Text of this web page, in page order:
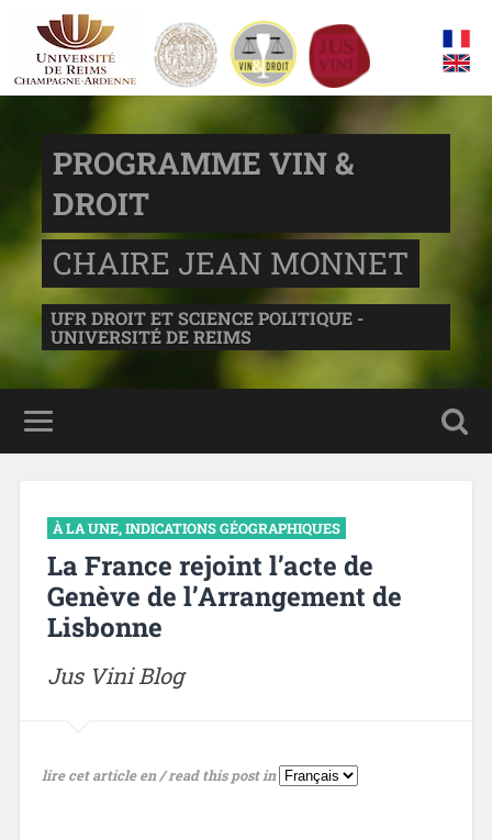
PROGRAMME VIN &
DROIT
CHAIRE JEAN MONNET
UFR DROIT ET SCIENCE POLITIQUE -
UNIVERSITÉ DE REIMS
À LA UNE,INDICATIONS GÉOGRAPHIQUES
La France rejoint l’acte de
Genève de l’Arrangement de
Lisbonne
Jus Vini Blog
lire cet article en / read this post in